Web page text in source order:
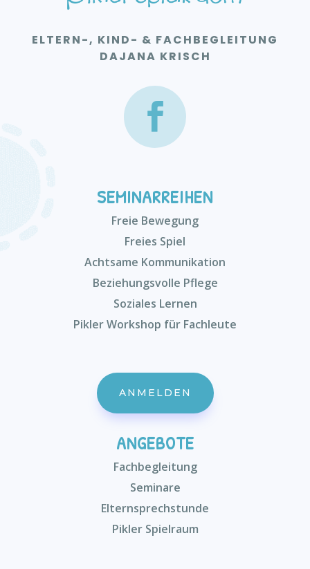
ELTERN-, KIND- & FACHBEGLEITUNG
DAJANA KRISCH
SEMINARREIHEN
Freie Bewegung
Freies Spiel
Achtsame Kommunikation
Beziehungsvolle Pflege
Soziales Lernen
Pikler Workshop für Fachleute
ANMELDEN
ANGEBOTE
Fachbegleitung
Seminare
Elternsprechstunde
Pikler Spielraum